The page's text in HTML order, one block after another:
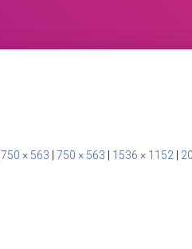
750 × 563 750 × 563 1536 × 1152